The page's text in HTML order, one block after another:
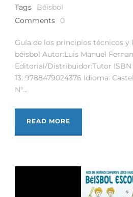
Tags
Béisbol
Comments
0
Guía de los principios técnicos y
béisbol Autor:Luis Manuel
Editorial/Distribuidor:Tutor ISBN
13: 9788479024376 Idioma:
N°...
READ MORE